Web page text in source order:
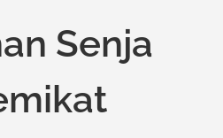
Senja